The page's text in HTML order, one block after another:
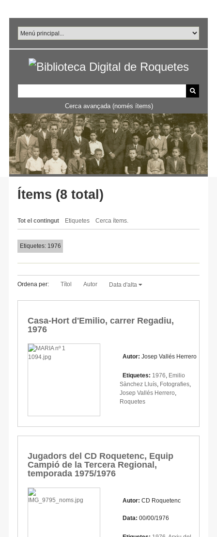
principal
Cerca avançada (només ítems)
Ítems (8 total)
Tot el contingut Etiquetes Cerca ítems.
Etiquetes: 1976
Ordena per: Títol Autor Data d'alta
Casa-Hort d'Emilio, carrer Regadiu,
1976
Autor: Josep Vallés Herrero
Etiquetes: 1976 Emilio
Sànchez Lluís Fotografies
Josep Vallés Herrero
Roquetes
Jugadors del CD Roquetenc, Equip
Campió de la Tercera Regional,
temporada 1975/1976
Autor: CD Roquetenc
Data: 00/00/1976